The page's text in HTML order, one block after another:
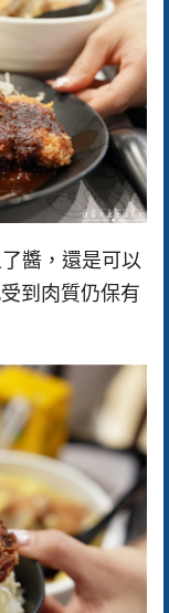
醬，還是可以
到肉質仍保有